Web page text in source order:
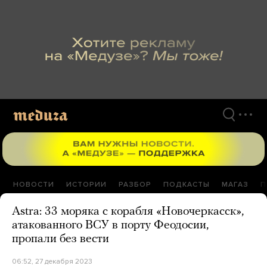
НОВОСТИ ИСТОРИИ РАЗБОР ПОДКАСТЫ МАГАЗ
Astra: 33 моряка с корабля «Новочеркасск»,
атакованного ВСУ в порту Феодосии,
пропали без вести
06:52, 27 декабря 2023